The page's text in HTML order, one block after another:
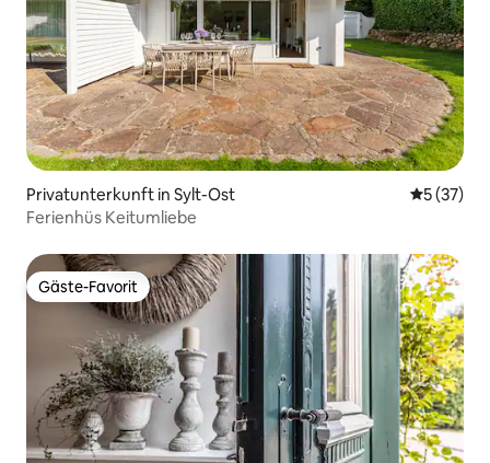
Privatunterkunft in Sylt-Ost
5 (37)
Ferienhüs Keitumliebe
Gäste-Favorit
Gäste-Favorit